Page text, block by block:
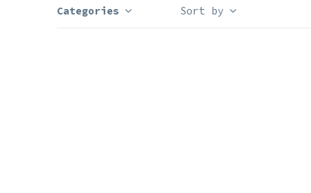
Categories Sort by